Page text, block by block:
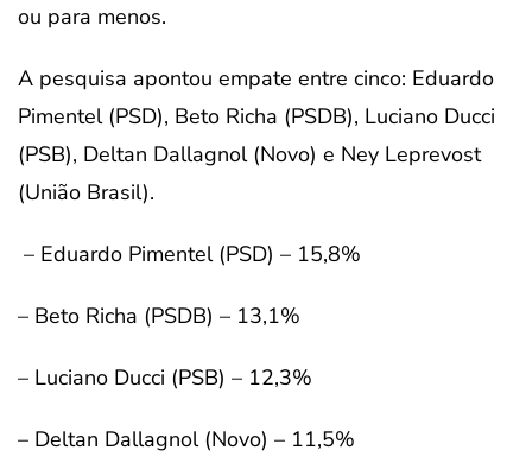
ou para menos.
A pesquisa apontou empate entre cinco: Eduardo
Pimentel (PSD), Beto Richa (PSDB), Luciano Ducci
(PSB), Deltan Dallagnol (Novo) e Ney Leprevost
(União Brasil).
– Eduardo Pimentel (PSD) – 15,8%
– Beto Richa (PSDB) – 13,1%
– Luciano Ducci (PSB) – 12,3%
– Deltan Dallagnol (Novo) – 11,5%